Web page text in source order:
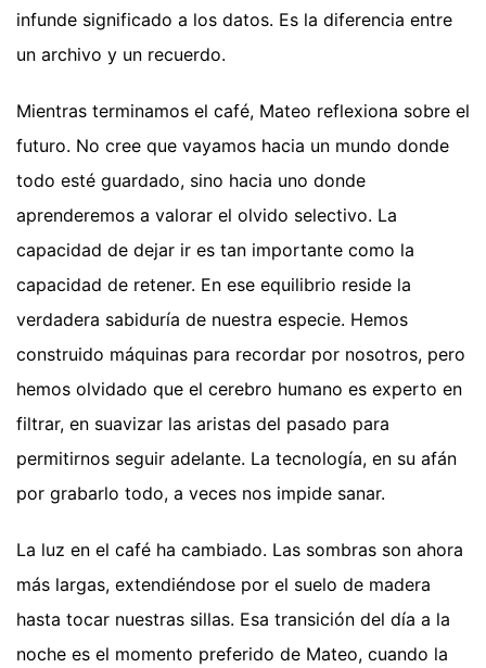
infunde significado a los datos. Es la diferencia entre
un archivo y un recuerdo.
Mientras terminamos el café, Mateo reflexiona sobre el
futuro. No cree que vayamos hacia un mundo donde
todo esté guardado, sino hacia uno donde
aprenderemos a valorar el olvido selectivo. La
capacidad de dejar ir es tan importante como la
capacidad de retener. En ese equilibrio reside la
verdadera sabiduría de nuestra especie. Hemos
construido máquinas para recordar por nosotros, pero
hemos olvidado que el cerebro humano es experto en
filtrar, en suavizar las aristas del pasado para
permitirnos seguir adelante. La tecnología, en su afán
por grabarlo todo, a veces nos impide sanar.
La luz en el café ha cambiado. Las sombras son ahora
más largas, extendiéndose por el suelo de madera
hasta tocar nuestras sillas. Esa transición del día a la
noche es el momento preferido de Mateo, cuando la